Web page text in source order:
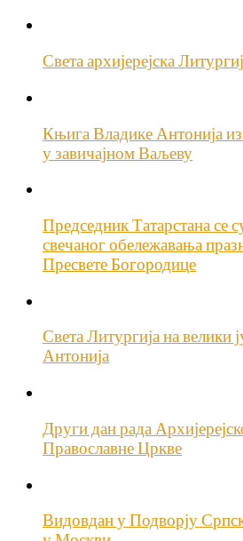
Света архијерејска
Књига Владике Антонија
у завичајном Ваљеву
Председник Татарстана се
свечаног обележавања
Пресвете Богородице
Света Литургија на велики
Антонија
Други дан рада
Православне Цркве
Видовдан у Подворју